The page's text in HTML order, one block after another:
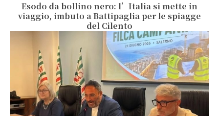
Esodo da bollino nero: l’Italia si mette in
viaggio, imbuto a Battipaglia per le spiagge
del Cilento